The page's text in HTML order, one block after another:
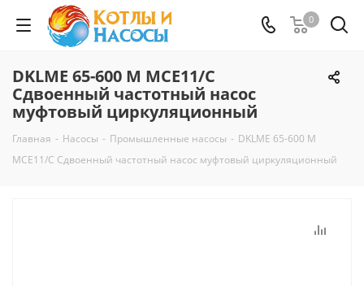
0
DKLME 65-600 M MCE11/C
Сдвоенный частотный насос
муфтовый циркуляционный
Главная - Насосы - Промышленные насосы - DKLME 65-600 M
MCE11/C Сдвоенный частотный насос муфтовый циркуляционный